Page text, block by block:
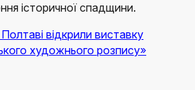
історичної спадщини.
відкрили виставку
художнього розпису»